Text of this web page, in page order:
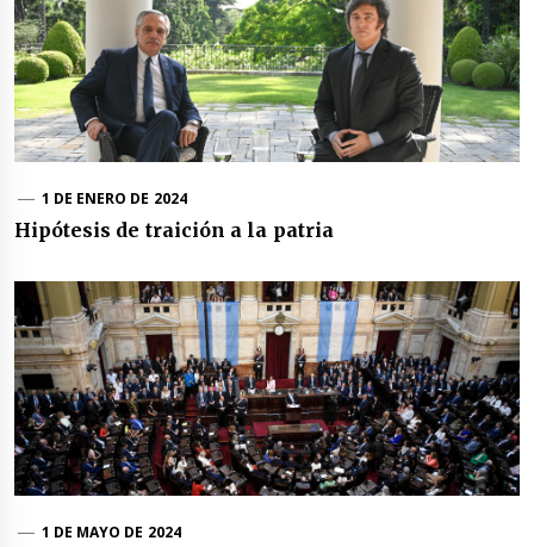
1 DE ENERO DE 2024
Hipótesis de traición a la patria
1 DE MAYO DE 2024